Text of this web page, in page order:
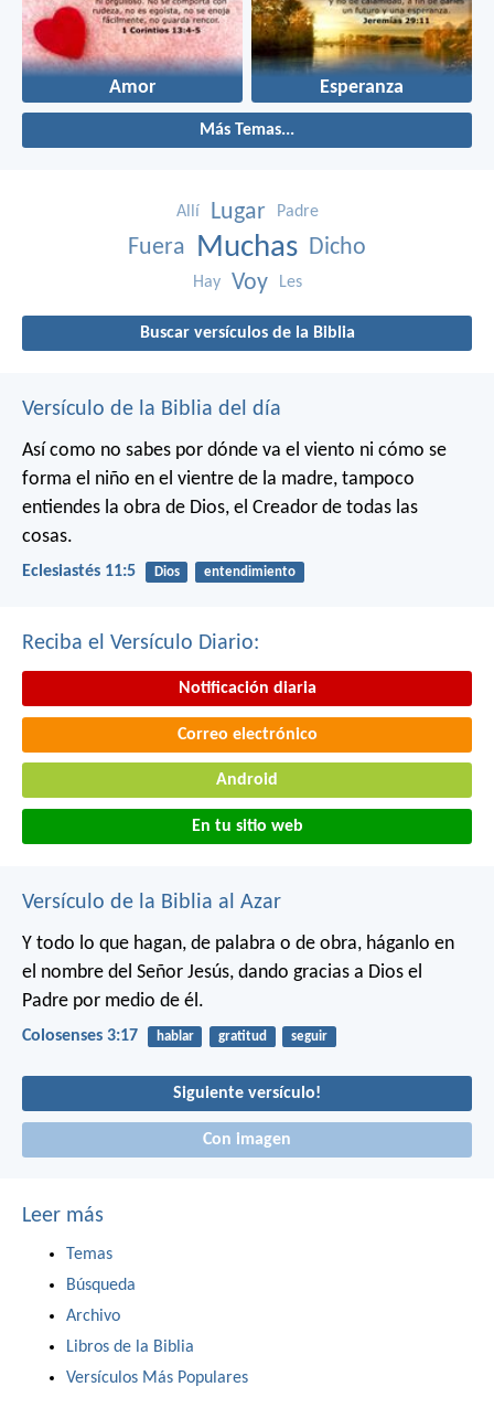
Amor Esperanza
Más Temas...
Allí Lugar Padre
Fuera Muchas Dicho
Hay Voy Les
Buscar versículos de la Biblia
Versículo de la Biblia del día
Así como no sabes por dónde va el viento ni cómo se
forma el niño en el vientre de la madre, tampoco
entiendes la obra de Dios, el Creador de todas las
cosas.
Eclesiastés 11:5 Dios entendimiento
Reciba el Versículo Diario:
Notificación diaria
Correo electrónico
Android
En tu sitio web
Versículo de la Biblia al Azar
Y todo lo que hagan, de palabra o de obra, háganlo en
el nombre del Señor Jesús, dando gracias a Dios el
Padre por medio de él.
Colosenses 3:17 hablar gratitud seguir
Siguiente versículo!
Con imagen
Leer más
Temas
Búsqueda
Archivo
Libros de la Biblia
Versículos Más Populares